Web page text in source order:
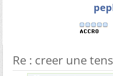
Re : creer une